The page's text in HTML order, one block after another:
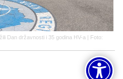
Dan državnosti i 35 godina HV-a | Foto: